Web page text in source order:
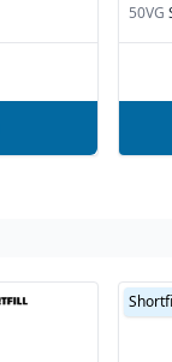
50VG